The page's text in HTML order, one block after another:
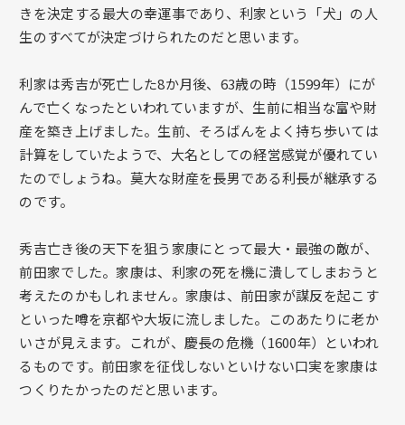
きを決定する最大の幸運事であり、利家という「犬」の人
生のすべてが決定づけられたのだと思います。
利家は秀吉が死亡した8か月後、63歳の時（1599年）にが
んで亡くなったといわれていますが、生前に相当な富や財
産を築き上げました。生前、そろばんをよく持ち歩いては
計算をしていたようで、大名としての経営感覚が優れてい
たのでしょうね。莫大な財産を長男である利長が継承する
のです。
秀吉亡き後の天下を狙う家康にとって最大・最強の敵が、
前田家でした。家康は、利家の死を機に潰してしまおうと
考えたのかもしれません。家康は、前田家が謀反を起こす
といった噂を京都や大坂に流しました。このあたりに老か
いさが見えます。これが、慶長の危機（1600年）といわれ
るものです。前田家を征伐しないといけない口実を家康は
つくりたかったのだと思います。